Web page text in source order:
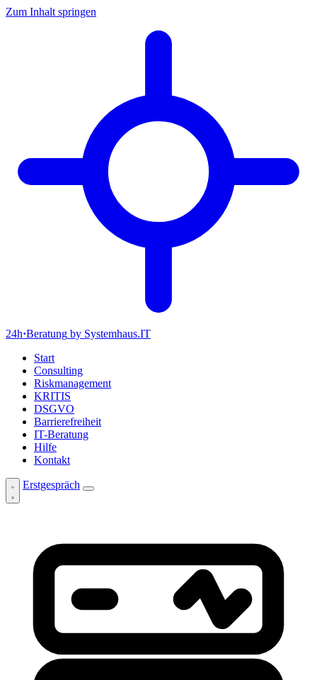
Zum Inhalt springen
24h·Beratung by Systemhaus.IT
Start
Consulting
Riskmanagement
KRITIS
DSGVO
Barrierefreiheit
IT-Beratung
Hilfe
Kontakt
Erstgespräch